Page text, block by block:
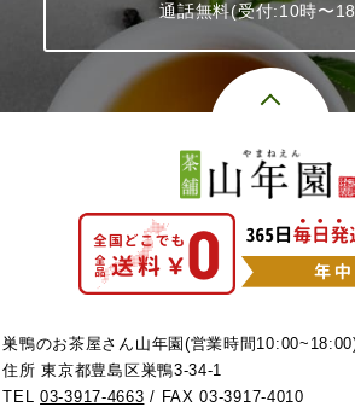
通話無料(受付:10時〜
巣鴨のお茶屋さん山年園(営業時間
住所 東京都豊島区巣鴨3-34-1
TEL03-3917-4663 / FAX 03-3917-4010